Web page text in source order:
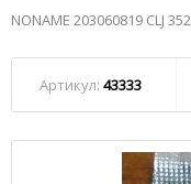
NONAME 203060819 CLJ
Артикул: 43333